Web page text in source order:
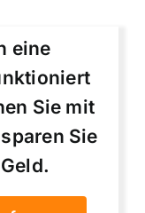
eine
Sie mit
Sie